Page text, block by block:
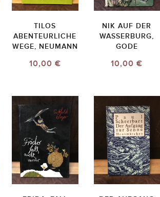
TILOS
ABENTEURLICHE
WEGE, NEUMANN
10,00 €
NIK AUF DER
WASSERBURG,
GODE
10,00 €